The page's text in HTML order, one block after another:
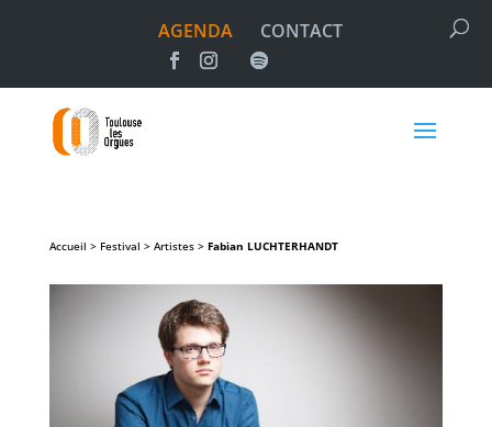
AGENDA CONTACT
Accueil > Festival > Artistes > Fabian LUCHTERHANDT